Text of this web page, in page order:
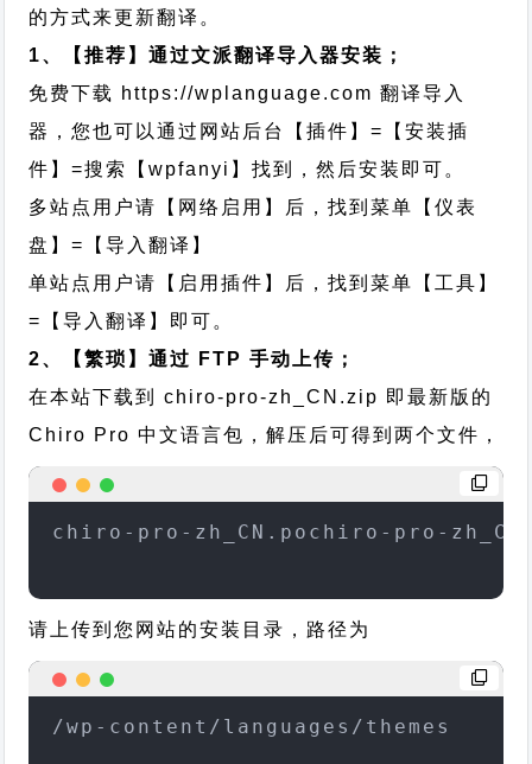
的方式来更新翻译。
1、【推荐】通过文派翻译导入器安装；
免费下载 https://wplanguage.com 翻译导入
器，您也可以通过网站后台【插件】=【安装插
件】=搜索【wpfanyi】找到，然后安装即可。
多站点用户请【网络启用】后，找到菜单【仪表
盘】=【导入翻译】
单站点用户请【启用插件】后，找到菜单【工具】
=【导入翻译】即可。
2、【繁琐】通过 FTP 手动上传；
在本站下载到chiro-pro-zh_CN.zip 即最新版的
Chiro Pro 中文语言包，解压后可得到两个文件，
chiro-pro-zh_CN.pochiro-pro-
请上传到您网站的安装目录，路径为
/wp-content/languages/themes